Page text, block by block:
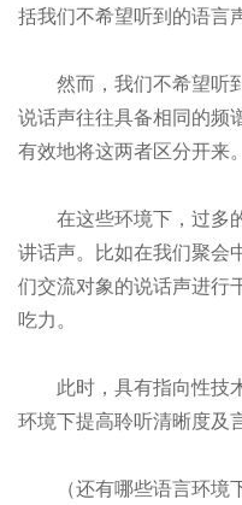
括我们不希望听到的语言
然而，我们不希望听到
说话声往往具备相同的频
有效地将这两者区分开来。
在这些环境下，过多
讲话声。比如在我们聚会
们交流对象的说话声进行
吃力。
此时，具有指向性技
环境下提高聆听清晰度及
（还有哪些语言环境